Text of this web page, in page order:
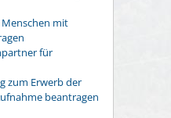
mit
für
zum Erwerb der
beantragen